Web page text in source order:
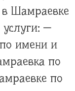
в Шамраевке
—
имени и
по
по